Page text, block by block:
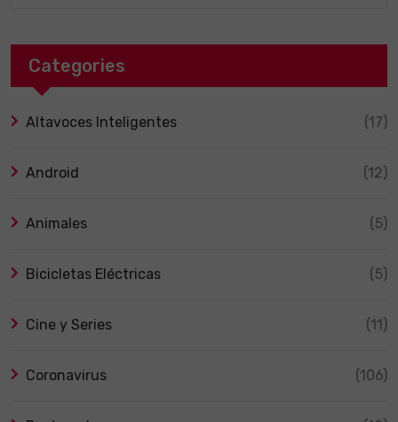
Categories
Altavoces Inteligentes (17)
Android (12)
Animales (5)
Bicicletas Eléctricas (5)
Cine y Series (11)
Coronavirus (106)